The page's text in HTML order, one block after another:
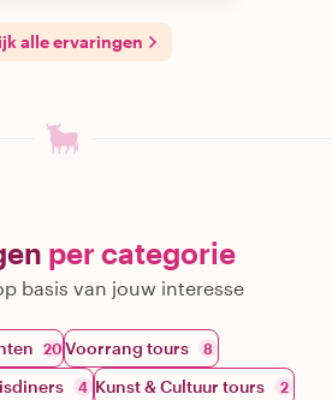
alle ervaringen
per categorie
basis van jouw interesse
20 Voorrang tours 8
4 Kunst & Cultuur tours 2